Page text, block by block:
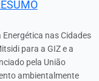
nas Cidades
para a GIZ e a
pela União
ambientalmente